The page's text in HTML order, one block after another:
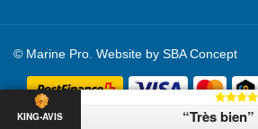
© Marine Pro. Website by SBA Concept
KING-AVIS “Très bien”